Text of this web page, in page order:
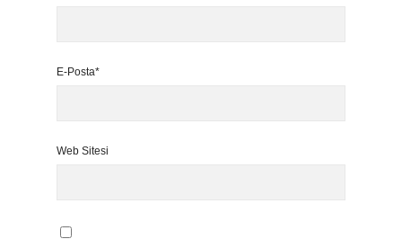
E-Posta*
Web Sitesi